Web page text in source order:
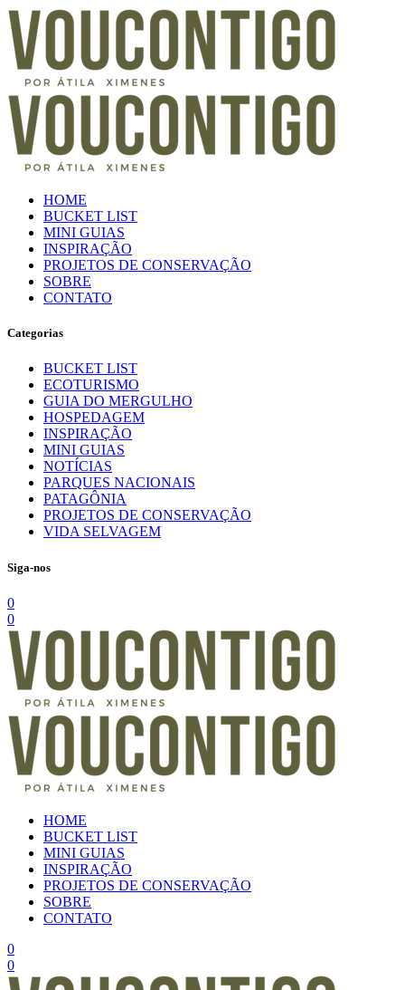
HOME
BUCKET LIST
MINI GUIAS
INSPIRAÇÃO
PROJETOS DE CONSERVAÇÃO
SOBRE
CONTATO
Categorias
BUCKET LIST
ECOTURISMO
GUIA DO MERGULHO
HOSPEDAGEM
INSPIRAÇÃO
MINI GUIAS
NOTÍCIAS
PARQUES NACIONAIS
PATAGÔNIA
PROJETOS DE CONSERVAÇÃO
VIDA SELVAGEM
Siga-nos
0
0
HOME
BUCKET LIST
MINI GUIAS
INSPIRAÇÃO
PROJETOS DE CONSERVAÇÃO
SOBRE
CONTATO
0
0